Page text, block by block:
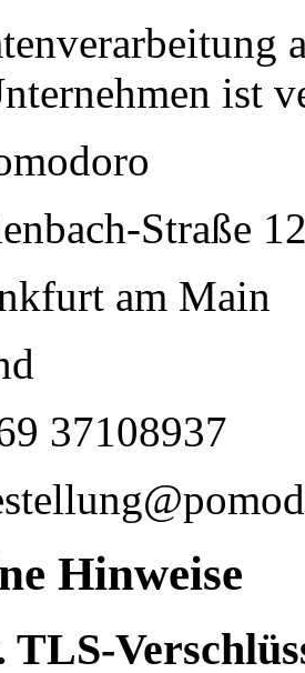
ist
Straße
am Main
37108937
Hinweise
TLS-